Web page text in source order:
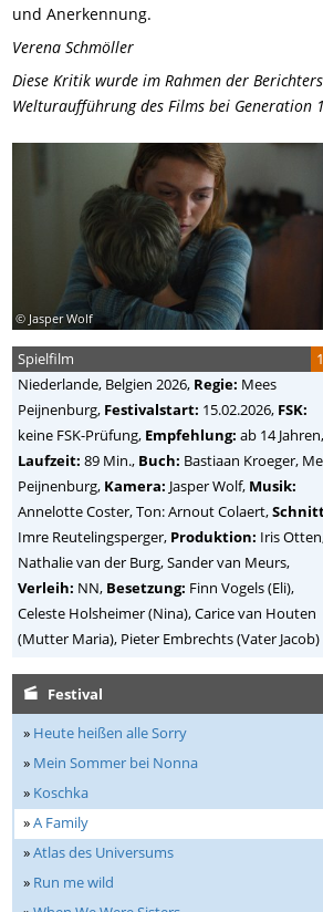
und Anerkennung.
Verena Schmöller
Diese Kritik wurde im Rahmen der
Welturaufführung des Films bei Generation
© Jasper Wolf
Spielfilm
Niederlande, Belgien 2026, Regie: Mees
Peijnenburg, Festivalstart: 15.02.2026, FSK:
keine FSK-Prüfung, Empfehlung: ab 14 Jahren,
Laufzeit: 89 Min., Buch: Bastiaan Kroeger,
Peijnenburg, Kamera: Jasper Wolf, Musik:
Annelotte Coster, Ton: Arnout Colaert,
Imre Reutelingsperger, Produktion: Iris
Nathalie van der Burg, Sander van Meurs,
Verleih: NN, Besetzung: Finn Vogels (Eli),
Celeste Holsheimer (Nina), Carice van Houten
(Mutter Maria), Pieter Embrechts (Vater Jacob)
Festival
» Heute heißen alle Sorry
» Mein Sommer bei Nonna
» Koschka
»A Family
»Atlas des Universums
» Run me wild